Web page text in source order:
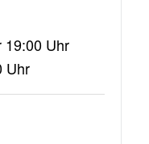
19:00 Uhr
Uhr